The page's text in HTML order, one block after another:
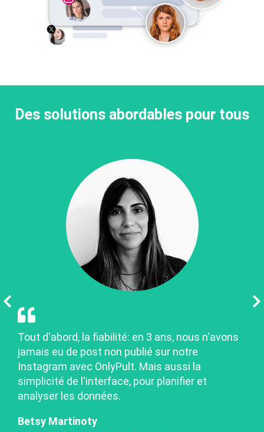
Des solutions abordables pour tous
Tout d'abord, la fiabilité: en 3 ans, nous n'avons
jamais eu de post non publié sur notre
Instagram avec OnlyPult. Mais aussi la
simplicité de l'interface, pour planifier et
analyser les données.
Betsy Martinoty